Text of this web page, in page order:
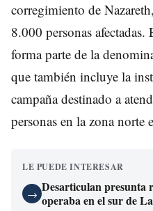
corregimiento de
8.000 personas
forma parte de la
que también incluye la
campaña destinado a
personas en la zona norte
LE PUEDE INTERESAR
→ Desarticulan presunta
operaba en el sur de